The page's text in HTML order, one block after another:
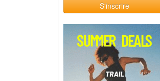
S'inscrire